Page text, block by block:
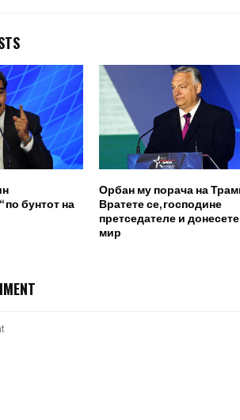
по бунтот на
Орбан му порача на
Вратете се, господине
претседателе и
мир